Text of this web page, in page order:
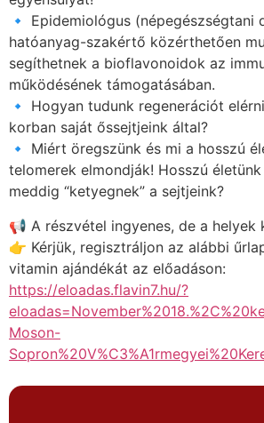
🔹 Epidemiológus (népegészségtani
hatóanyag-szakértő közérthetően
segíthetnek a bioflavonoidok az
működésének támogatásában.
🔹 Hogyan tudunk regenerációt
korban saját őssejtjeink által?
🔹 Miért öregszünk és mi a hosszú
telomerek elmondják! Hosszú
meddig “ketyegnek” a sejtjeink?
📢 A részvétel ingyenes, de a helyek
👉 Kérjük, regisztráljon az alábbi
vitamin ajándékát az előadáson:
https://eloadas.flavin7.hu/?
Moson-